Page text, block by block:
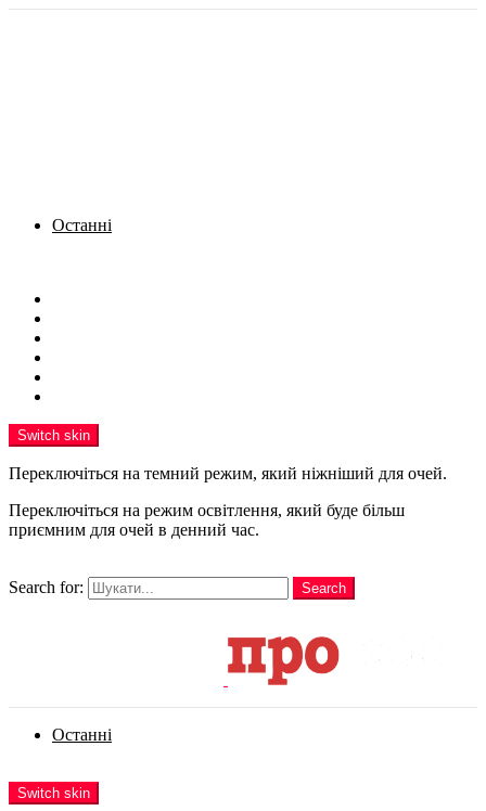
Останні
Switch skin
Переключіться на темний режим, який ніжніший для очей.
Переключіться на режим освітлення, який буде більш
приємним для очей в денний час.
Search for:
Search
Останні
Switch skin